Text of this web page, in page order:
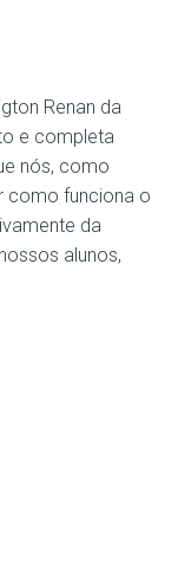
Renan da
e completa
nós, como
como funciona o
da
alunos,